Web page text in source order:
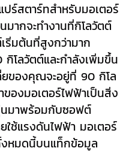
ตาร์ทสำหรับมอเตอร์
ากจะทำงานที่กิโลวัตต์
ริ่มต้นที่สูงกว่ามาก
โลวัตต์และกำลังเพิ่มขึ้น
ยของคุณจะอยู่ที่ 90 กิโล
องมอเตอร์ไฟฟ้าเป็นสิ่ง
นมาพร้อมกับซอฟต์
ใช้แรงดันไฟฟ้า มอเตอร์
งหมดนี้บนแท็กข้อมูล